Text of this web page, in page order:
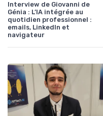
Interview de Giovanni de
Génia : L’IA intégrée au
quotidien professionnel :
emails, LinkedIn et
navigateur